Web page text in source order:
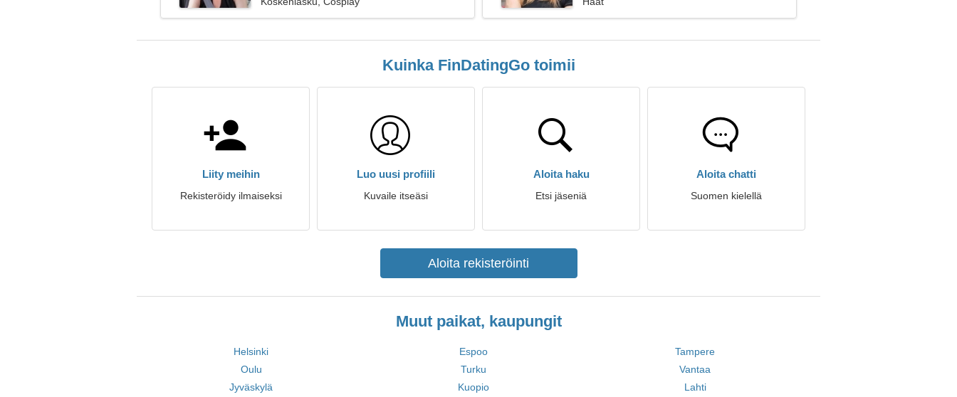
Kuinka FinDatingGo toimii
Liity meihin
Rekisteröidy ilmaiseksi
Luo uusi profiili
Kuvaile itseäsi
Aloita haku
Etsi jäseniä
Aloita chatti
Suomen kielellä
Aloita rekisteröinti
Muut paikat, kaupungit
Helsinki Espoo
Tampere
Oulu
Turku
Vantaa
Jyväskylä
Kuopio Lahti